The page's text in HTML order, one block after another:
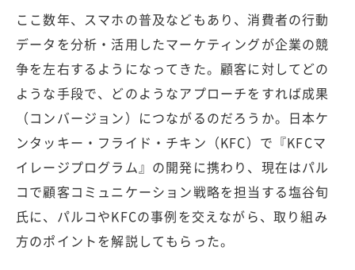
ここ数年、スマホの普及などもあり、消費者の行動
データを分析・活用したマーケティングが企業の競
争を左右するようになってきた。顧客に対してどの
ような手段で、どのようなアプローチをすれば成果
（コンバージョン）につながるのだろうか。日本ケ
ンタッキー・フライド・チキン（KFC）で『KFCマ
イレージプログラム』の開発に携わり、現在はパル
コで顧客コミュニケーション戦略を担当する塩谷旬
氏に、パルコやKFCの事例を交えながら、取り組み
方のポイントを解説してもらった。